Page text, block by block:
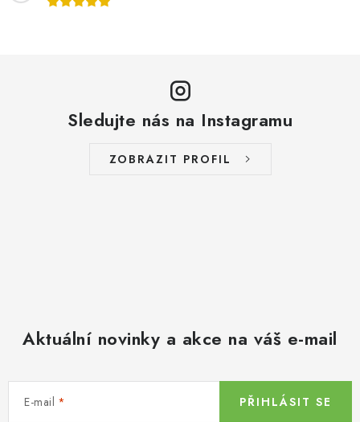
Sledujte nás na Instagramu
ZOBRAZIT PROFIL
Aktuální novinky a akce na váš e-mail
E-mail PŘIHLÁSIT SE